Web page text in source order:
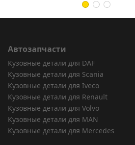
Автозапчасти
Кузовные детали для DAF
Кузовные детали для Scania
Кузовные детали для Iveco
Кузовные детали для Renault
Кузовные детали для Volvo
Кузовные детали для MAN
Кузовные детали для Mercedes